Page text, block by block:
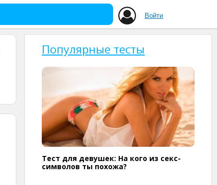
Войти
Популярные тесты
Тест для девушек: На кого из секс-
символов ты похожа?